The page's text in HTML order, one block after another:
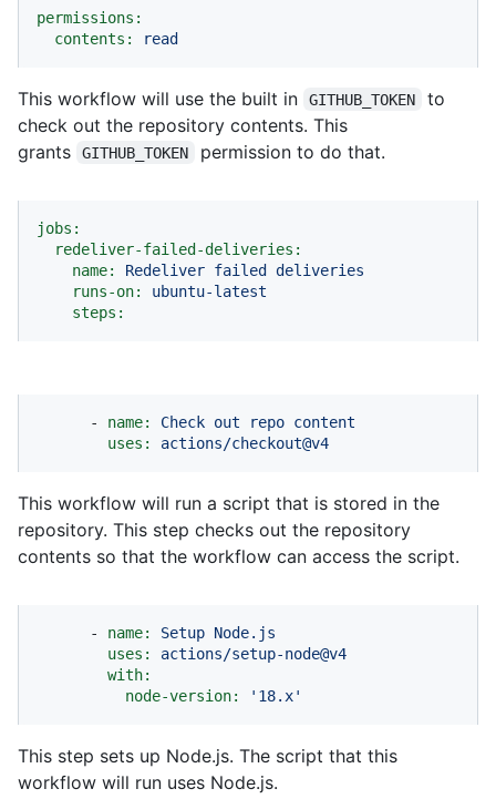
permissions:
contents:
read
This workflow will use the built in GITHUB_TOKEN
to
check out the repository contents. This
grants
GITHUB_TOKEN permission to do that.
jobs:
redeliver-failed-deliveries:
name:
Redeliver failed deliveries
runs-on:
ubuntu-latest
steps:
- name: Check out repo content
uses:
actions/checkout@v4
This workflow will run a script that is stored in the
repository. This step checks out the repository
contents so that the workflow can access the script.
- name: Setup Node.js
uses:
actions/setup-node@v4
with:
node-version:
'18.x'
This step sets up Node.js. The script that this
workflow will run uses Node.js.